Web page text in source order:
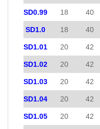
SD0.99 18 40
SD1.0 18 40
SD1.01 20 42
SD1.02 20 42
SD1.03 20 42
SD1.04 20 42
SD1.05 20 42